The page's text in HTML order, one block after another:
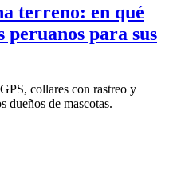
terreno: en qué
peruanos para sus
collares con rastreo y
dueños de mascotas.